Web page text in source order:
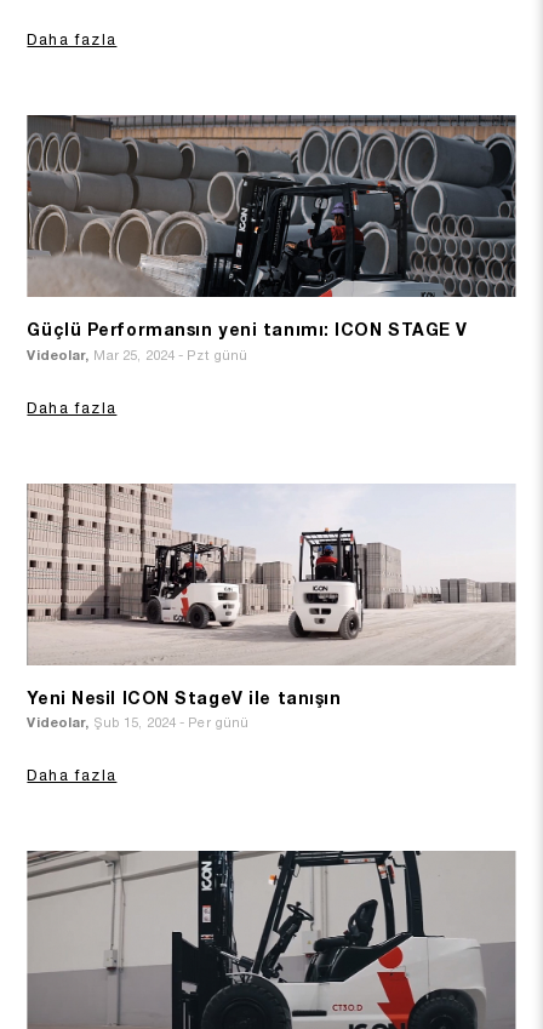
Daha fazla
Güçlü Performansın yeni tanımı: ICON STAGE V
Videolar, Mar 25, 2024 - Pzt günü
Daha fazla
Yeni Nesil ICON StageV ile tanışın
Videolar, Şub 15, 2024 - Per günü
Daha fazla